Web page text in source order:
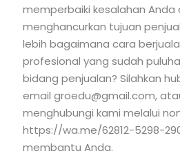
memperbaiki kesalahan Anda
menghancurkan tujuan
lebih bagaimana cara
profesional yang sudah
bidang penjualan? Silahkan
email groedu@gmail.com,
menghubungi kami melalui
https://wa.me/62812-5298-
membantu Anda.